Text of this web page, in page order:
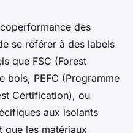
des
se référer à des labels
que FSC (Forest
bois, PEFC (Programme
Certification), ou
aux isolants
que les matériaux